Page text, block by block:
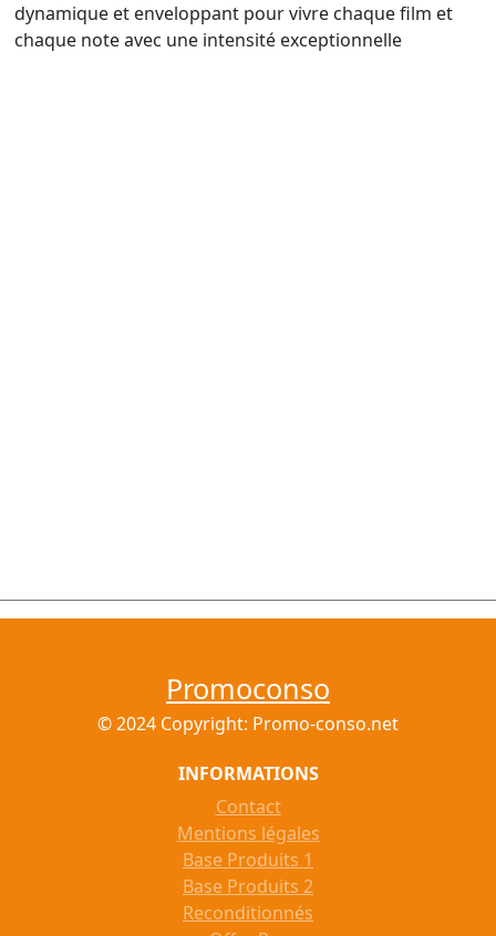
dynamique et enveloppant pour vivre chaque film et
chaque note avec une intensité exceptionnelle
Promoconso
© 2024 Copyright: Promo-conso.net
INFORMATIONS
Contact
Mentions légales
Base Produits 1
Base Produits 2
Reconditionnés